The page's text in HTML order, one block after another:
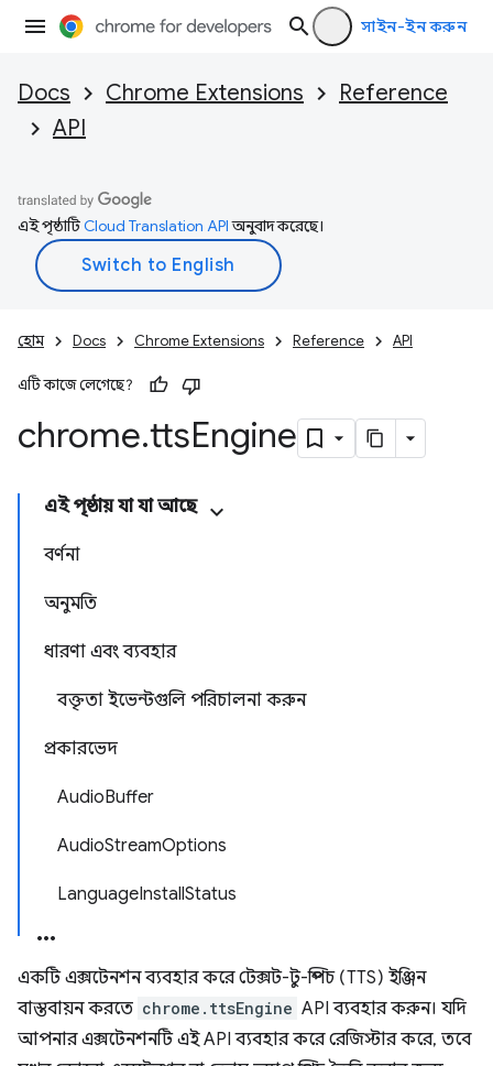
সাইন-ইন করুন
Docs Chrome Extensions
Reference
API
এই পৃষ্ঠাটিCloud Translation APIঅনুবাদ করেছে।
হোম Docs Chrome Extensions Reference API
এটি কাজে লেগেছে?
chrome.ttsEngine
এই পৃষ্ঠায় যা যা আছে
বর্ণনা
অনুমতি
ধারণা এবং ব্যবহার
বক্তৃতা ইভেন্টগুলি পরিচালনা করুন
প্রকারভেদ
AudioBuffer
AudioStreamOptions
LanguageInstallStatus
একটি এক্সটেনশন ব্যবহার করে টেক্সট-টু-স্পিচ (TTS) ইঞ্জিন
বাস্তবায়ন করতে chrome.ttsEngine API ব্যবহার করুন। যদি
আপনার এক্সটেনশনটি এই API ব্যবহার করে রেজিস্টার করে, তবে